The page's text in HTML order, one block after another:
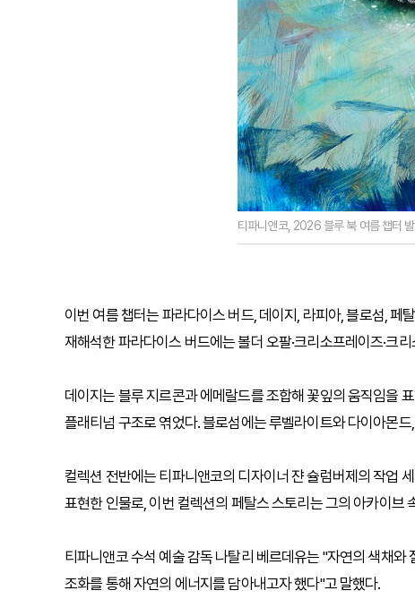
티파니앤코, 2026 블루 북 여름 챕터
이번 여름 챕터는 파라다이스 버드, 데이지, 라피아, 블로섬, 페
재해석한 파라다이스 버드에는 볼더 오팔·크리소프레이즈·크
데이지는 블루 지르콘과 에메랄드를 조합해 꽃잎의 움직임을
플래티넘 구조로 엮었다. 블로섬에는 루벨라이트와 다이아몬
컬렉션 전반에는 티파니앤코의 디자이너 쟌 슐럼버제의 작업
표현한 인물로, 이번 컬렉션의 페탈스 스토리는 그의 아카이브
티파니앤코 수석 예술 감독 나탈리 베르데유는 "자연의 색채
조화를 통해 자연의 에너지를 담아내고자 했다"고 말했다.